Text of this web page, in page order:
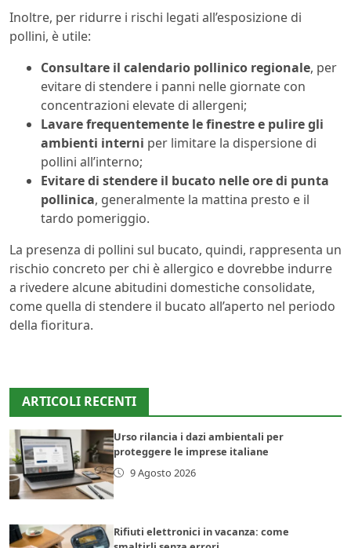
Inoltre, per ridurre i rischi legati all’esposizione di
pollini, è utile:
Consultare il calendario pollinico regionale, per
evitare di stendere i panni nelle giornate con
concentrazioni elevate di allergeni;
Lavare frequentemente le finestre e pulire gli
ambienti interni per limitare la dispersione di
pollini all’interno;
Evitare di stendere il bucato nelle ore di punta
pollinica, generalmente la mattina presto e il
tardo pomeriggio.
La presenza di pollini sul bucato, quindi, rappresenta un
rischio concreto per chi è allergico e dovrebbe indurre
a rivedere alcune abitudini domestiche consolidate,
come quella di stendere il bucato all’aperto nel periodo
della fioritura.
ARTICOLI RECENTI
Urso rilancia i dazi ambientali per
proteggere le imprese italiane
9 Agosto 2026
Rifiuti elettronici in vacanza: come